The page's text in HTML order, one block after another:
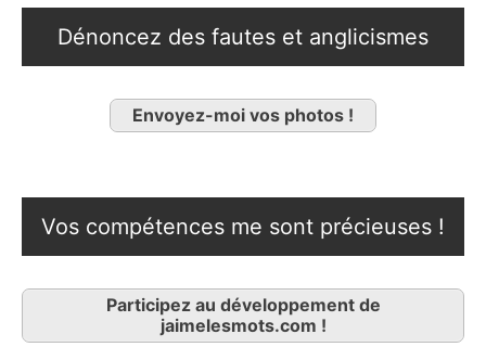
Dénoncez des fautes et anglicismes
Envoyez-moi vos photos !
Vos compétences me sont précieuses !
Participez au développement de
jaimelesmots.com !